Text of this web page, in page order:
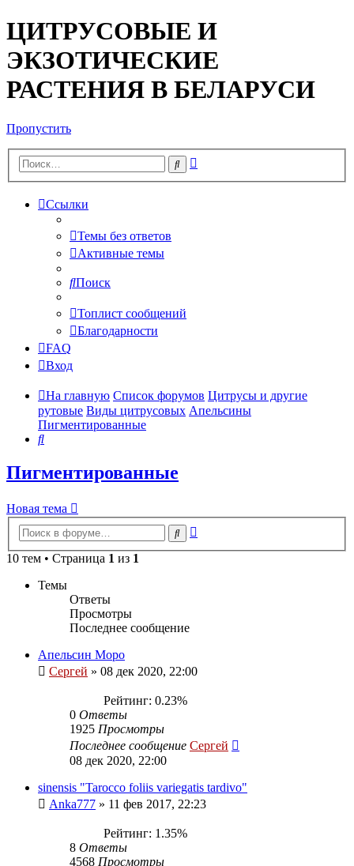
ЦИТРУСОВЫЕ И
ЭКЗОТИЧЕСКИЕ
РАСТЕНИЯ В БЕЛАРУСИ
Пропустить
Поиск
Ссылки
Темы без ответов
Активные темы
Поиск
Топлист сообщений
Благодарности
FAQ
Вход
На главную Список форумов Цитрусы и другие
рутовые Виды цитрусовых Апельсины
Пигментированные
Поиск
Пигментированные
Новая тема
Поиск
10 тем • Страница 1 из 1
Темы
Ответы
Просмотры
Последнее сообщение
Апельсин Моро
Сергей » 08 дек 2020, 22:00
Рейтинг: 0.23%
0 Ответы
1925 Просмотры
Последнее сообщение Сергей
08 дек 2020, 22:00
sinensis "Tarocco foliis variegatis tardivo"
Anka777 » 11 фев 2017, 22:23
Рейтинг: 1.35%
8 Ответы
4568 Просмотры